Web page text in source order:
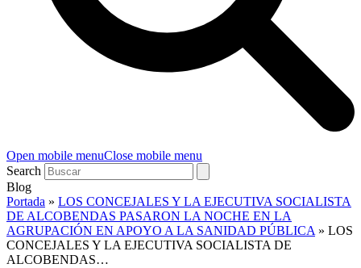
Open mobile menuClose mobile menu
Search
Blog
Portada » LOS CONCEJALES Y LA EJECUTIVA SOCIALISTA
DE ALCOBENDAS PASARON LA NOCHE EN LA
AGRUPACIÓN EN APOYO A LA SANIDAD PÚBLICA» LOS
CONCEJALES Y LA EJECUTIVA SOCIALISTA DE
ALCOBENDAS…